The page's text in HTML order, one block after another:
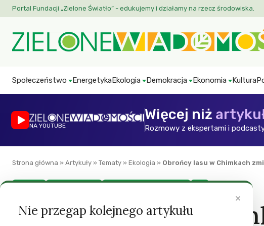
Portal Fundacji „Zielone Światło” - edukujemy i działamy na rzecz środowiska.
Społeczeństwo EnergetykaEkologia Demokracja Ekonomia Kultura
NA YOUTUBE
Więcej niż
Rozmowy z ekspertami i
Strona główna » Artykuły » Tematy » Ekologia » Obrońcy lasu w Chimkach
Obrońcy lasu w
×
Nie przegap kolejnego artykułu